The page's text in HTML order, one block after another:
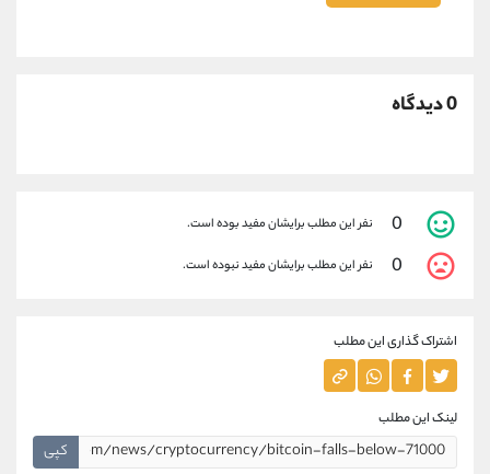
0 دیدگاه
0 نفر این مطلب برایشان مفید بوده است.
0 نفر این مطلب برایشان مفید نبوده است.
اشتراک گذاری این مطلب
لینک این مطلب
کپی